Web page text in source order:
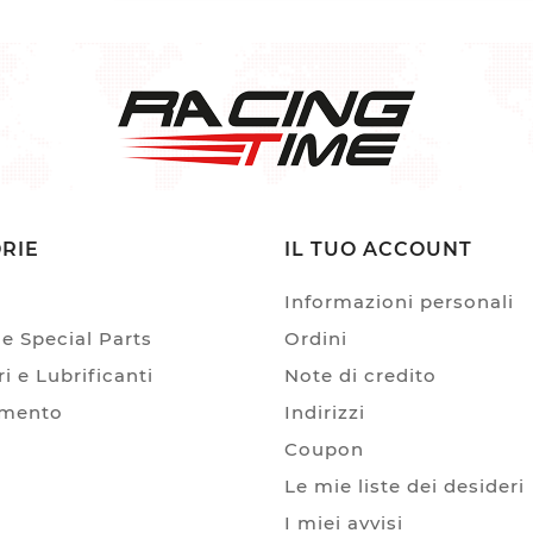
alla lista dei desideri
lista dei desideri
avere effettuato l'accesso per salvare dei prodotti nella tua lista
Special Parts
e Lubrificanti
IL TUO ACCOUNT
Informazioni personali
Ordini
Note di credito
Indirizzi
Coupon
Le mie liste dei desideri
I miei avvisi